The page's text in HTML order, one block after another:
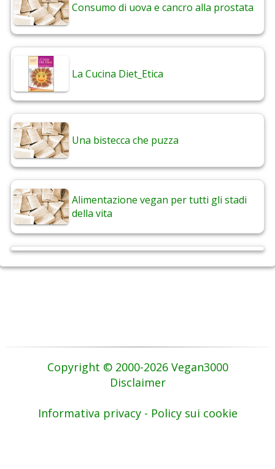
Consumo di uova e cancro alla prostata
La Cucina Diet_Etica
Una bistecca che puzza
Alimentazione vegan per tutti gli stadi
della vita
Copyright © 2000-2026 Vegan3000
Disclaimer
Informativa privacy - Policy sui cookie